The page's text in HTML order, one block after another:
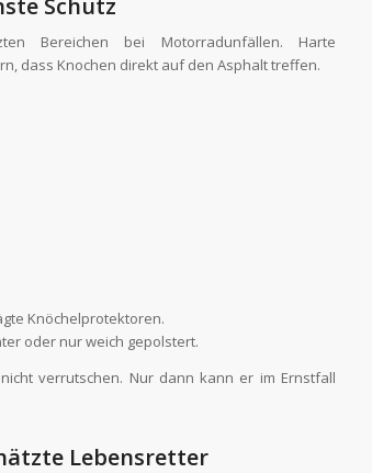
Schutz
Bereichen bei Motorradunfällen. Harte
dass Knochen direkt auf den Asphalt treffen.
Knöchelprotektoren.
oder nur weich gepolstert.
verrutschen. Nur dann kann er im Ernstfall
Lebensretter